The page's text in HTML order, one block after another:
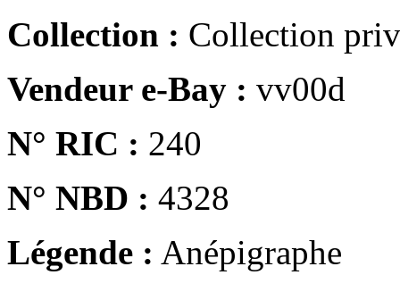
Collection : Collection
Vendeur e-Bay : vv00d
N° RIC : 240
N° NBD : 4328
Légende : Anépigraphe